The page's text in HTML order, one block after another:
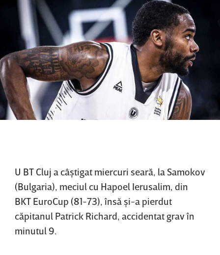
U BT Cluj a câştigat miercuri seară, la Samokov
(Bulgaria), meciul cu Hapoel Ierusalim, din
BKT EuroCup (81-73), însă şi-a pierdut
căpitanul Patrick Richard, accidentat grav în
minutul 9.